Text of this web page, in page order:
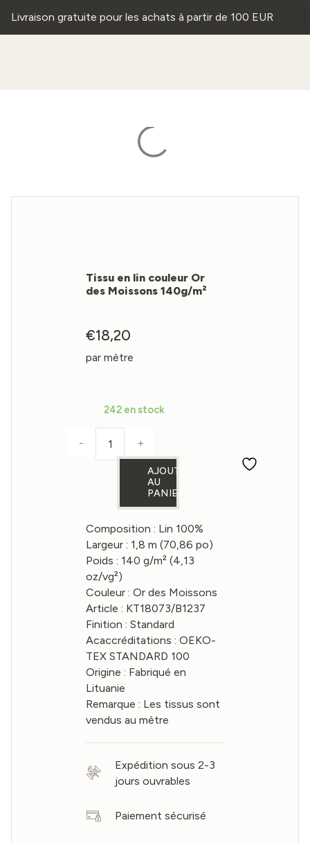
Livraison gratuite pour les achats à partir de 100 EUR
Tissu en lin couleur Or
des Moissons 140g/m²
€18,20
par mètre
242 en stock
quantité de Tissu en lin couleur Or des
- +
AJOUTER
AU
PANIER
Composition : Lin 100%
Largeur : 1,8 m (70,86 po)
Poids : 140 g/m² (4,13
oz/vg²)
Couleur : Or des Moissons
Article : KT18073/B1237
Finition : Standard
Acaccréditations : OEKO-
TEX STANDARD 100
Origine : Fabriqué en
Lituanie
Remarque : Les tissus sont
vendus au mètre
Expédition sous 2-3
jours ouvrables
Paiement sécurisé